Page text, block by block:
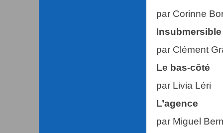
par Corinne
Insubmersible
par Clément
Le bas-côté
par Livia Léri
L’agence
par Miguel